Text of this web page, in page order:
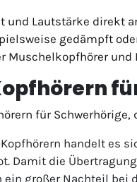
und Lautstärke direkt
gedämpft
Muschelkopfhörer
für
handelt es
Damit die
ein großer Nachteil